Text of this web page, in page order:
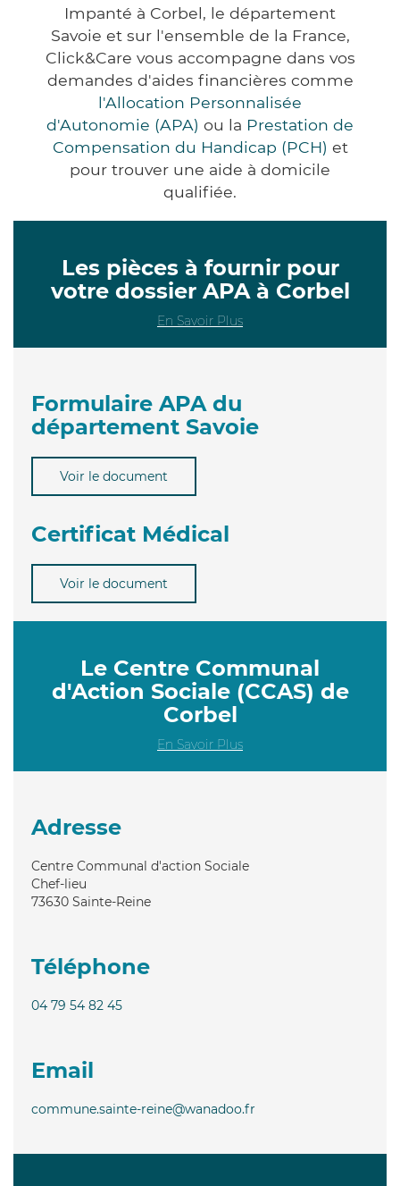
Impanté à Corbel, le département
Savoie et sur l'ensemble de la France,
Click&Care vous accompagne dans vos
demandes d'aides financières comme
l'Allocation Personnalisée
d'Autonomie (APA) ou la Prestation de
Compensation du Handicap (PCH) et
pour trouver une aide à domicile
qualifiée.
Les pièces à fournir pour
votre dossier APA à Corbel
En Savoir Plus
Formulaire APA du
département Savoie
Voir le document
Certificat Médical
Voir le document
Le Centre Communal
d'Action Sociale (CCAS) de
Corbel
En Savoir Plus
Adresse
Centre Communal d'action Sociale
Chef-lieu
73630 Sainte-Reine
Téléphone
04 79 54 82 45
Email
commune.sainte-reine@wanadoo.fr